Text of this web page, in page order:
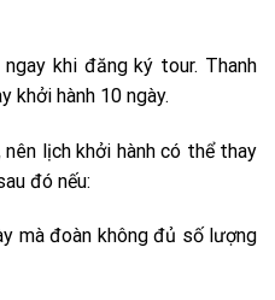
khi đăng ký tour. Thanh
khởi hành 10 ngày.
lịch khởi hành có thể thay
đó nếu:
mà đoàn không đủ số lượng